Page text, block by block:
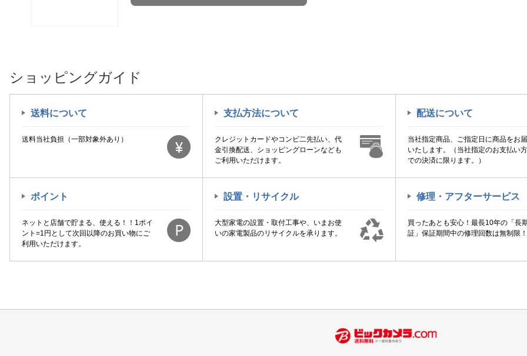
ショッピングガイド
送料について
送料当社負担（一部対象外あり）
支払方法について
クレジットカードやコンビ二先払い、代
金引換配送、ショッピングローンなども
ご利用いただけます。
配送について
当社指定商品、ご指定日に商品をお
いたします。（当社指定のお支払い
での決済に限ります。）
ポイント
ネットと店舗で貯まる、使える！！1ポイ
ント=1円として次回以降のお買い物にご
利用いただけます。
設置・リサイクル
大型家電の設置・取付工事や、いまお使
いの家電製品のリサイクルを承ります。
修理・アフターサービス
買ったあとも安心！最長10年の「長
証」保証期間中の修理回数は無制限！